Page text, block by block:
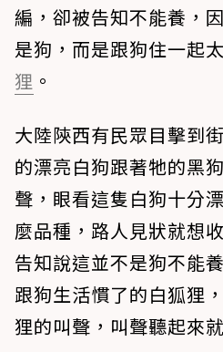
編，卻被告知不能養，
是狗，而是跟狗住一起
狸 。
大陸陝西有民眾目擊到
的漂亮白狗跟著牠的黑
聲，眼看這隻白狗十分
麼品種，路人見狀就想
告知說這並不是狗不能
跟狗生活慣了的白狐狸
狸的叫聲，叫聲聽起來